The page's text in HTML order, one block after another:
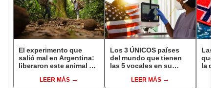
El experimento que
salió mal en Argentina:
liberaron este animal y
bosques milenarios de
LEER MÁS
Los 3 ÚNICOS países
del mundo que tienen
las 5 vocales en su
con unoLEER MÁS
Las
que
la de